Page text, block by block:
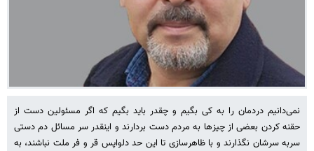
نمی‌دانیم دردمان را به کی بگیم و چقدر باید بگیم که اگر مسئولین دست از
حقنه کردن بعضی از چیزها به مردم دست بردارند و اینقدر سر مسائل دم دستی
سربه سرشان نگذارند و با ظاهرسازی تا این حد دلواپس قر و فر ملت نباشند، به